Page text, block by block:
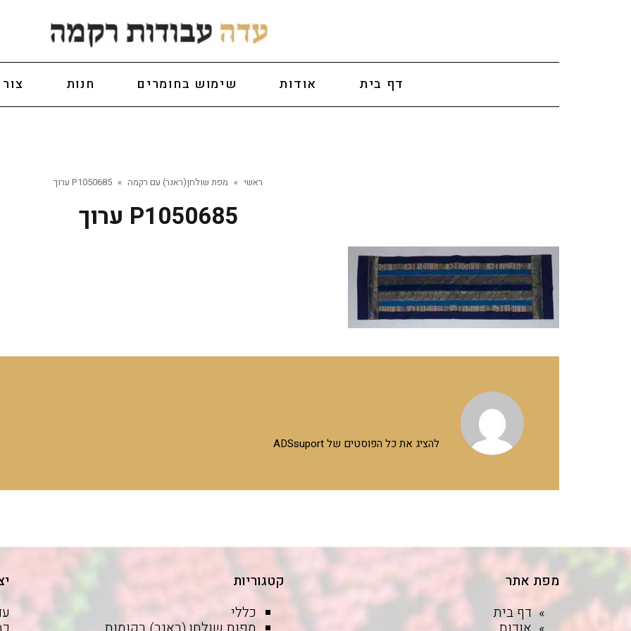
דף בית אודות שימוש בחומרים חנות
ראשי » מפת שולחן(ראנר) עם רקמה » P1050685 ערוך
P1050685 ערוך
להציג את כל הפוסטים של ADSsuport
מפת אתר
דף בית
קטגוריות
כללי